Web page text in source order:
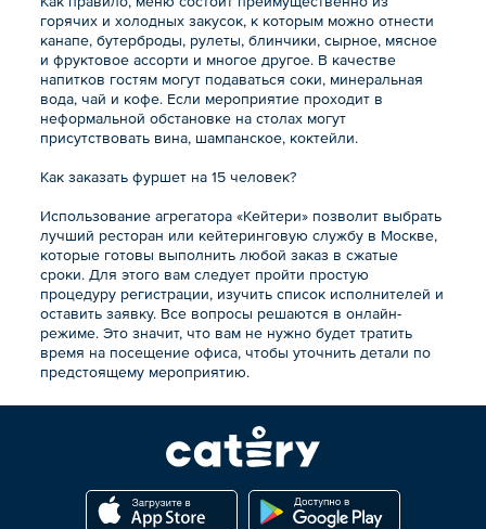
горячих и холодных закусок, к которым можно отнести
канапе, бутерброды, рулеты, блинчики, сырное, мясное
и фруктовое ассорти и многое другое. В качестве
напитков гостям могут подаваться соки, минеральная
вода, чай и кофе. Если мероприятие проходит в
неформальной обстановке на столах могут
присутствовать вина, шампанское, коктейли.
Как заказать фуршет на 15 человек?
Использование агрегатора «Кейтери» позволит выбрать
лучший ресторан или кейтеринговую службу в Москве,
которые готовы выполнить любой заказ в сжатые
сроки. Для этого вам следует пройти простую
процедуру регистрации, изучить список исполнителей и
оставить заявку. Все вопросы решаются в онлайн-
режиме. Это значит, что вам не нужно будет тратить
время на посещение офиса, чтобы уточнить детали по
предстоящему мероприятию.